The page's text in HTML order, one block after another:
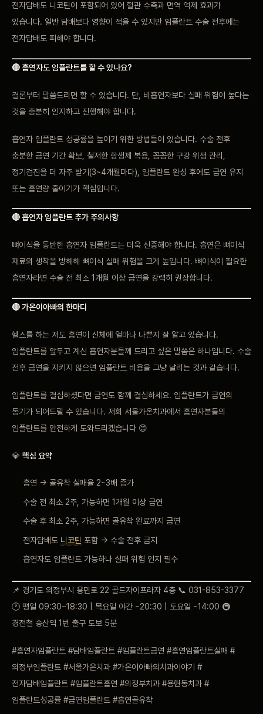
전자담배도 니코틴이 포함되어 있어 혈관 수축과 면역 억제 효과가
있습니다. 일반 담배보다 영향이 적을 수 있지만 임플란트 수술 전후에는
전자담배도 피해야 합니다.
🔴 흡연자도 임플란트를 할 수 있나요?
결론부터 말씀드리면 할 수 있습니다. 단, 비흡연자보다 실패 위험이 높다는
것을 충분히 인지하고 진행해야 합니다.
흡연자 임플란트 성공률을 높이기 위한 방법들이 있습니다. 수술 전후
충분한 금연 기간 확보, 철저한 항생제 복용, 꼼꼼한 구강 위생 관리,
정기검진을 더 자주 받기(3~4개월마다), 임플란트 완성 후에도 금연 유지
또는 흡연량 줄이기가 핵심입니다.
🔴 흡연자 임플란트 추가 주의사항
뼈이식을 동반한 흡연자 임플란트는 더욱 신중해야 합니다. 흡연은 뼈이식
재료의 생착을 방해해 뼈이식 실패 위험을 크게 높입니다. 뼈이식이 필요한
흡연자라면 수술 전 최소 1개월 이상 금연을 강력히 권장합니다.
🔴 가온이아빠의 한마디
헬스를 하는 저도 흡연이 신체에 얼마나 나쁜지 잘 알고 있습니다.
임플란트를 앞두고 계신 흡연자분들께 드리고 싶은 말씀은 하나입니다. 수술
전후 금연을 지키지 않으면 임플란트 비용을 그냥 날리는 것과 같습니다.
임플란트를 결심하셨다면 금연도 함께 결심하세요. 임플란트가 금연의
동기가 되어드릴 수 있습니다. 저희 서울가온치과에서 흡연자분들의
임플란트를 안전하게 도와드리겠습니다 😊
💎 핵심 요약
흡연 → 골유착 실패율 2~3배 증가
수술 전 최소 2주, 가능하면 1개월 이상 금연
수술 후 최소 2주, 가능하면 골유착 완료까지 금연
전자담배도 니코틴 포함 → 수술 전후 금지
흡연자도 임플란트 가능하나 실패 위험 인지 필수
📌 경기도 의정부시 용민로 22 골드자이프라자 4층 📞 031-853-3377
🕐 평일 09:30~18:30 | 목요일 야간 ~20:30 | 토요일 ~14:00 🚇
경전철 송산역 1번 출구 도보 5분
#흡연자임플란트 #담배임플란트 #임플란트금연 #흡연임플란트실패 #
의정부임플란트 #서울가온치과 #가온이아빠의치과이야기 #
전자담배임플란트 #임플란트흡연 #의정부치과 #용현동치과 #
임플란트성공률 #금연임플란트 #흡연골유착